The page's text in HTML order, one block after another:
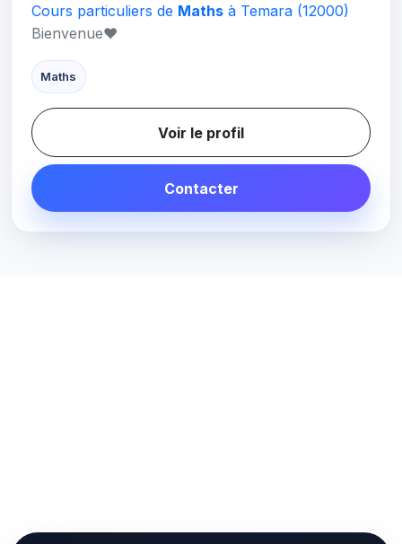
Cours particuliers de Mathsà Temara (12000)
Bienvenue❤
Maths
Voir le profil
Contacter